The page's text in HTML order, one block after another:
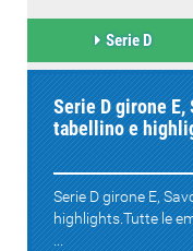
Serie D
Serie D girone
tabellino e
Serie D girone E,
highlights.Tutte le
...